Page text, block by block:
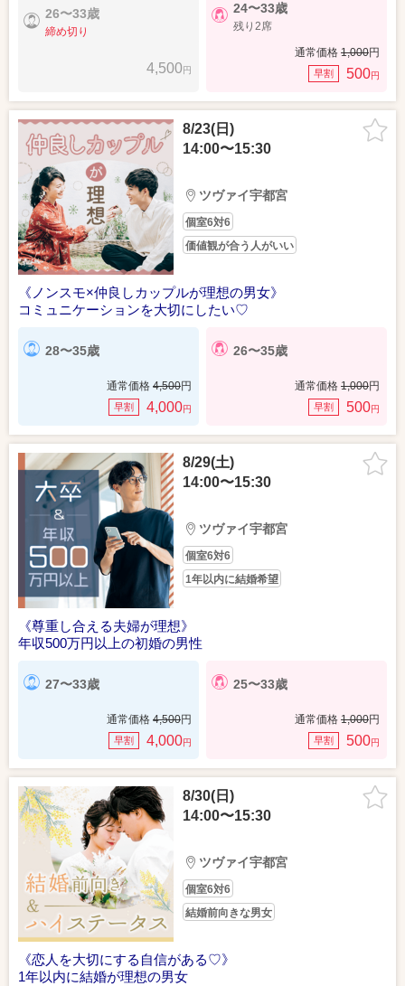
26〜33歳
締め切り
4,500円
24〜33歳
残り2席
通常価格 1,000円
早割 500円
8/23(日)
14:00〜15:30
ツヴァイ宇都宮
個室6対6
価値観が合う人がいい
《ノンスモ×仲良しカップルが理想の男女》
コミュニケーションを大切にしたい♡
28〜35歳
通常価格 4,500円
早割 4,000円
26〜35歳
通常価格 1,000円
早割 500円
8/29(土)
14:00〜15:30
ツヴァイ宇都宮
個室6対6
1年以内に結婚希望
《尊重し合える夫婦が理想》
年収500万円以上の初婚の男性
27〜33歳
通常価格 4,500円
早割 4,000円
25〜33歳
通常価格 1,000円
早割 500円
8/30(日)
14:00〜15:30
ツヴァイ宇都宮
個室6対6
結婚前向きな男女
《恋人を大切にする自信がある♡》
1年以内に結婚が理想の男女